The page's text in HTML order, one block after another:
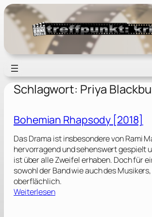
Zum
Inhalt
springen
Schlagwort: Priya
Bohemian Rhapsody [2018]
Das Drama ist insbesondere von Rami
hervorragend und sehenswert gespielt
ist über alle Zweifel erhaben. Doch für
sowohl der Band wie auch des
oberflächlich.
Weiterlesen: